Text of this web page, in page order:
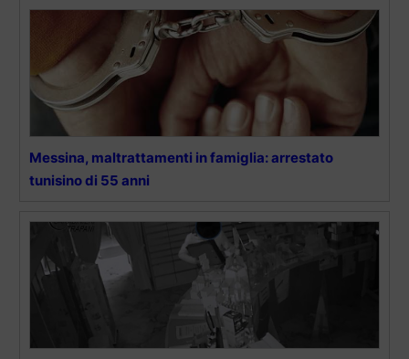
Messina, maltrattamenti in famiglia: arrestato
tunisino di 55 anni